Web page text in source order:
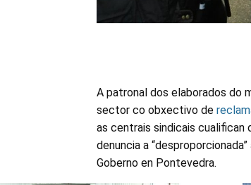
A patronal dos elaborados do
sector co obxectivo de
as centrais sindicais cualifican
denuncia a
Goberno en Pontevedra.